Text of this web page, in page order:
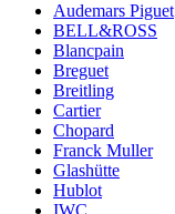
Audemars Piguet
BELL&ROSS
Blancpain
Breguet
Breitling
Cartier
Chopard
Franck Muller
Glashütte
Hublot
IWC